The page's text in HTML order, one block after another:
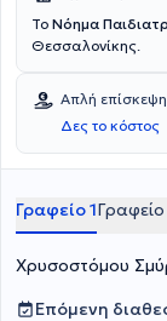
Το Νόημα
Θεσσαλονίκης.
Απλή επίσκεψη
Δες το κόστος
Γραφείο 1
Χρυσοστόμου
Επόμενη